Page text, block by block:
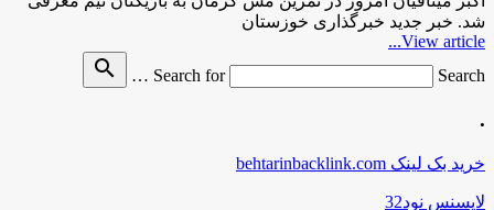
شد. خبر جدید خبرگذاری خوزستان
View article...
Search for
Search …
search
.
خرید بک لینک behtarinbacklink.com
لایسنس نود32